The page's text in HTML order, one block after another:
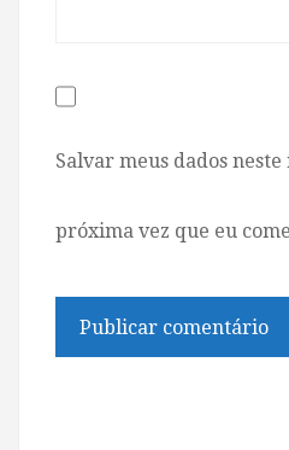
Salvar meus dados
próxima vez que eu